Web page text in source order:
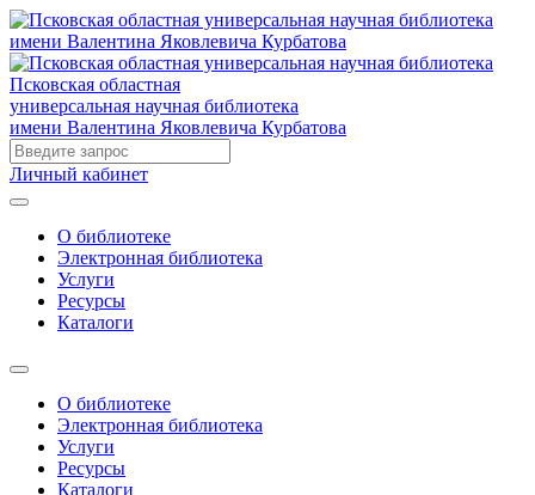
Псковская областная
универсальная научная библиотека
имени Валентина Яковлевича Курбатова
Личный кабинет
О библиотеке
Электронная библиотека
Услуги
Ресурсы
Каталоги
О библиотеке
Электронная библиотека
Услуги
Ресурсы
Каталоги